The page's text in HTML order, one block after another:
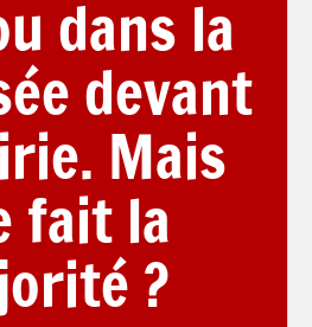
dans la
devant
Mais
fait la
?